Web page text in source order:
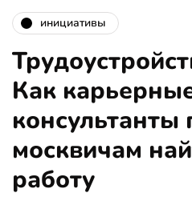
инициативы
Как
москвичам
работу